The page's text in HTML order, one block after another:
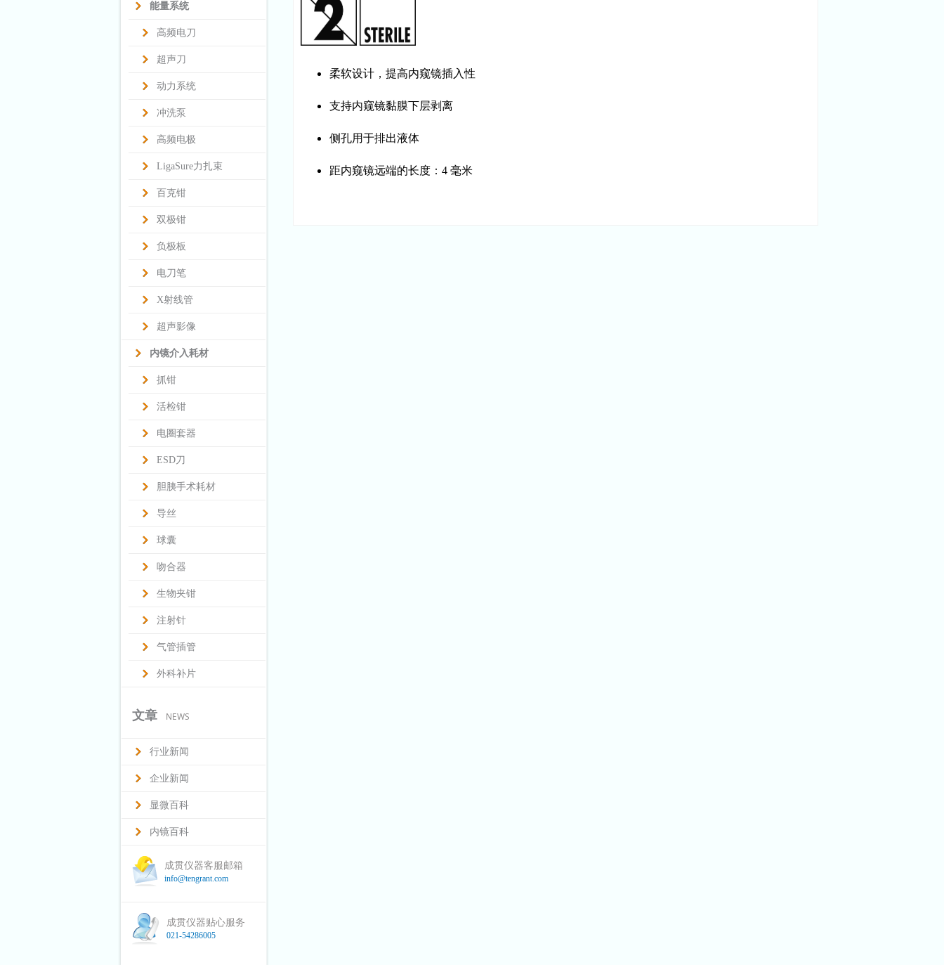
能量系统
高频电刀
超声刀
动力系统
冲洗泵
高频电极
LigaSure力扎束
百克钳
双极钳
负极板
电刀笔
X射线管
超声影像
内镜介入耗材
抓钳
活检钳
电圈套器
ESD刀
胆胰手术耗材
导丝
球囊
吻合器
生物夹钳
注射针
气管插管
外科补片
文章 NEWS
行业新闻
企业新闻
显微百科
内镜百科
成贯仪器客服邮箱
info@tengrant.com
成贯仪器贴心服务
021-54286005
柔软设计，提高内窥镜插入性
支持内窥镜黏膜下层剥离
侧孔用于排出液体
距内窥镜远端的长度：4 毫米